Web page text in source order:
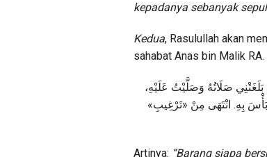
kepadanya sebanyak
Kedua, Rasulullah akan
sahabat Anas bin Malik
بَلَغَتْنِي صَلَاتُهُ وَصَلَّيْتُ عَلَيْهِ،
بَأْسَ بِهِ. انْتَهَى مِنْ «تَرْغِيبِ»
Artinya: “Barang siapa